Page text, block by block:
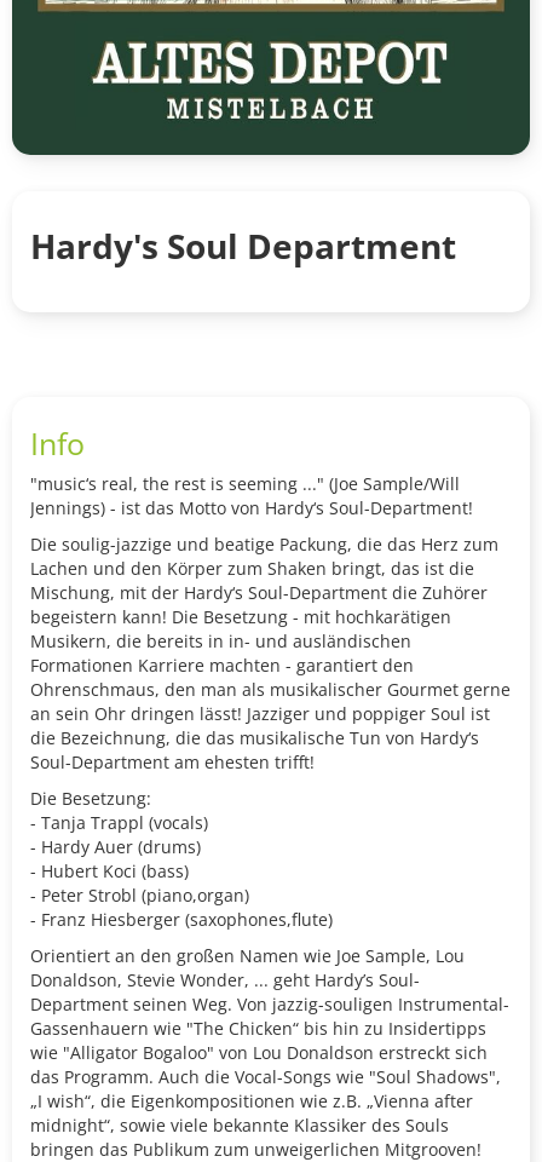
Hardy's Soul Department
Info
"music‘s real, the rest is seeming ..." (Joe Sample/Will
Jennings) - ist das Motto von Hardy‘s Soul-Department!
Die soulig-jazzige und beatige Packung, die das Herz zum
Lachen und den Körper zum Shaken bringt, das ist die
Mischung, mit der Hardy‘s Soul-Department die Zuhörer
begeistern kann! Die Besetzung - mit hochkarätigen
Musikern, die bereits in in- und ausländischen
Formationen Karriere machten - garantiert den
Ohrenschmaus, den man als musikalischer Gourmet gerne
an sein Ohr dringen lässt! Jazziger und poppiger Soul ist
die Bezeichnung, die das musikalische Tun von Hardy‘s
Soul-Department am ehesten trifft!
Die Besetzung:
- Tanja Trappl (vocals)
- Hardy Auer (drums)
- Hubert Koci (bass)
- Peter Strobl (piano,organ)
- Franz Hiesberger (saxophones,flute)
Orientiert an den großen Namen wie Joe Sample, Lou
Donaldson, Stevie Wonder, ... geht Hardy’s Soul-
Department seinen Weg. Von jazzig-souligen Instrumental-
Gassenhauern wie "The Chicken“ bis hin zu Insidertipps
wie "Alligator Bogaloo" von Lou Donaldson erstreckt sich
das Programm. Auch die Vocal-Songs wie "Soul Shadows",
„I wish“, die Eigenkompositionen wie z.B. „Vienna after
midnight“, sowie viele bekannte Klassiker des Souls
bringen das Publikum zum unweigerlichen Mitgrooven!